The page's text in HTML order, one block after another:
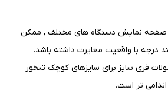
صفحه نمایش دستگاه های مختلف , ممکن
درجه با واقعیت مغایرت داشته باشد.
فری سایز برای سایزهای کوچک تنخور
اندامی تر است.